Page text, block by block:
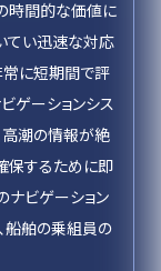
時間的な価値に
てい迅速な対応
常に短期間で評
ゲーションシス
高潮の情報が絶
保するために即
ナビゲーション
船舶の乗組員の